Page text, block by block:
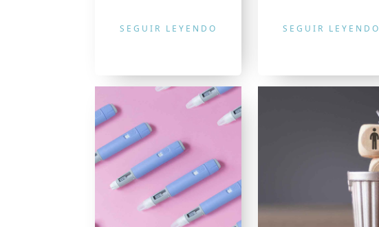
SEGUIR LEYENDO SEGUIR LEYENDO